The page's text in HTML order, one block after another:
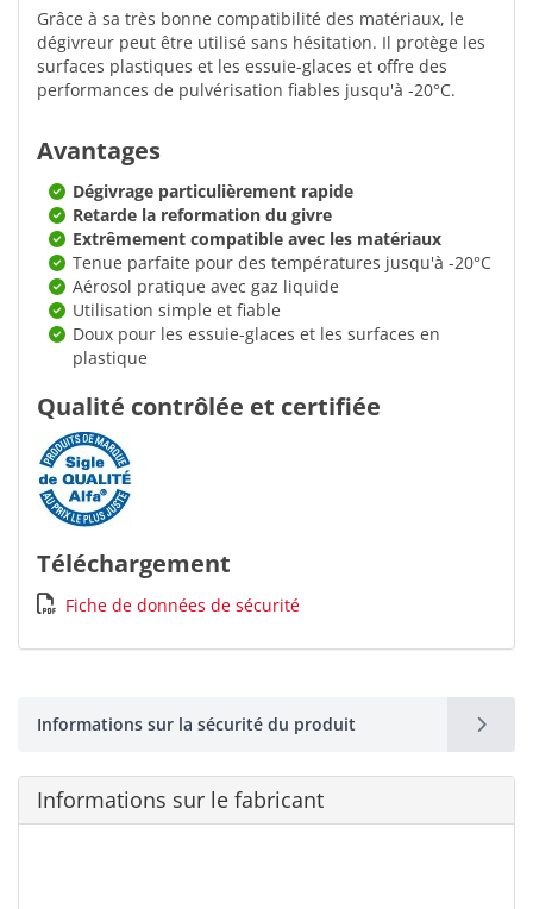
Grâce à sa très bonne compatibilité des matériaux, le
dégivreur peut être utilisé sans hésitation. Il protège les
surfaces plastiques et les essuie-glaces et offre des
performances de pulvérisation fiables jusqu'à -20°C.
Avantages
Dégivrage particulièrement rapide
Retarde la reformation du givre
Extrêmement compatible avec les matériaux
Tenue parfaite pour des températures jusqu'à -20°C
Aérosol pratique avec gaz liquide
Utilisation simple et fiable
Doux pour les essuie-glaces et les surfaces en
plastique
Qualité contrôlée et certifiée
Téléchargement
Fiche de données de sécurité
Informations sur la sécurité du produit
Informations sur le fabricant